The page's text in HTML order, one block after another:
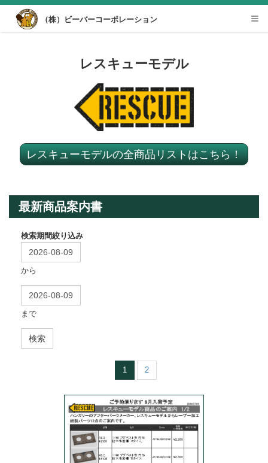
Desktop View
（株）ビーバーコーポレーション
レスキューモデル
レスキューモデルの全商品リストはこちら！
最新商品案内書
検索期間絞り込み
から
まで
検索
1 2